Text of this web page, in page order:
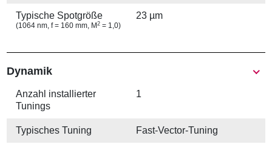
Typische Spotgröße
(1064 nm, f = 160 mm, M2 = 1,0)
23 µm
Show
Dynamik
Anzahl installierter
Tunings
1
Typisches Tuning Fast-Vector-Tuning